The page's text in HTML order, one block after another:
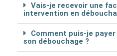
Vais-je recevoir une
intervention en
Comment puis-je
son débouchage ?